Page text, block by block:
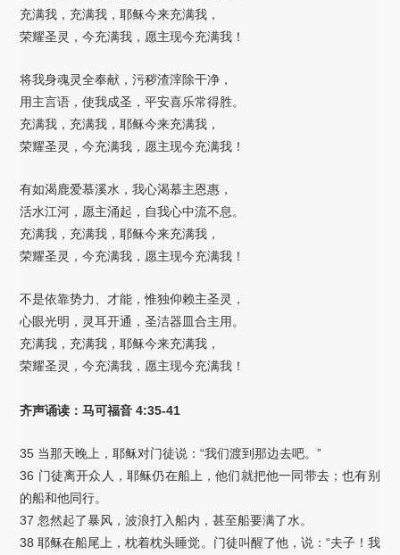
充满我，充满我，耶稣今来充满我，
荣耀圣灵，今充满我，愿主现今充满我！
将我身魂灵全奉献，污秽渣滓除干净，
用主言语，使我成圣，平安喜乐常得胜。
充满我，充满我，耶稣今来充满我，
荣耀圣灵，今充满我，愿主现今充满我！
有如渴鹿爱慕溪水，我心渴慕主恩惠，
活水江河，愿主涌起，自我心中流不息。
充满我，充满我，耶稣今来充满我，
荣耀圣灵，今充满我，愿主现今充满我！
不是依靠势力、才能，惟独仰赖主圣灵，
心眼光明，灵耳开通，圣洁器皿合主用。
充满我，充满我，耶稣今来充满我，
荣耀圣灵，今充满我，愿主现今充满我！
齐声诵读：马可福音 4:35-41
35 当那天晚上，耶稣对门徒说：“我们渡到那边去吧。”
36 门徒离开众人，耶稣仍在船上，他们就把他一同带去；也有别
的船和他同行。
37 忽然起了暴风，波浪打入船内，甚至船要满了水。
38 耶稣在船尾上，枕着枕头睡觉。门徒叫醒了他，说：“夫子！我